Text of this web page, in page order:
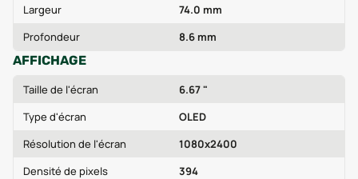
Largeur
74.0 mm
Profondeur
8.6 mm
AFFICHAGE
Taille de l'écran
6.67 "
Type d'écran
OLED
Résolution de l'écran
1080x2400
Densité de pixels
394